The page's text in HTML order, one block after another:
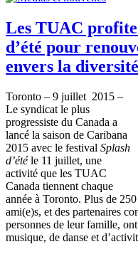
Les TUAC
d’été pour
envers la diversité
Toronto – 9 juillet 2015 –
Le syndicat le plus
progressiste du Canada a
lancé la saison de Caribana
2015 avec le festival Splash
d’étéle 11 juillet, une
activité que les TUAC
Canada tiennent chaque
année à Toronto. Plus de
ami(e)s, et des partenaires
personnes de leur famille,
musique, de danse et